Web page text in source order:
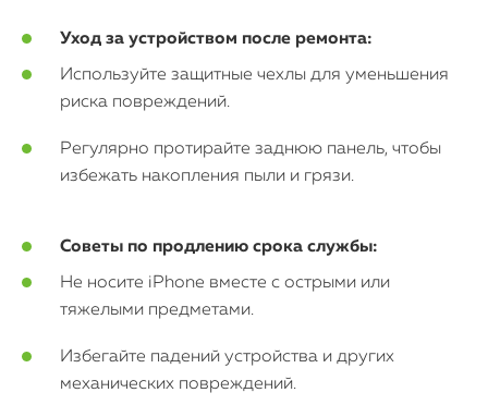
Уход за устройством после ремонта:
Используйте защитные чехлы для уменьшения
риска повреждений.
Регулярно протирайте заднюю панель, чтобы
избежать накопления пыли и грязи.
Советы по продлению срока службы:
Не носите iPhone вместе с острыми или
тяжелыми предметами.
Избегайте падений устройства и других
механических повреждений.